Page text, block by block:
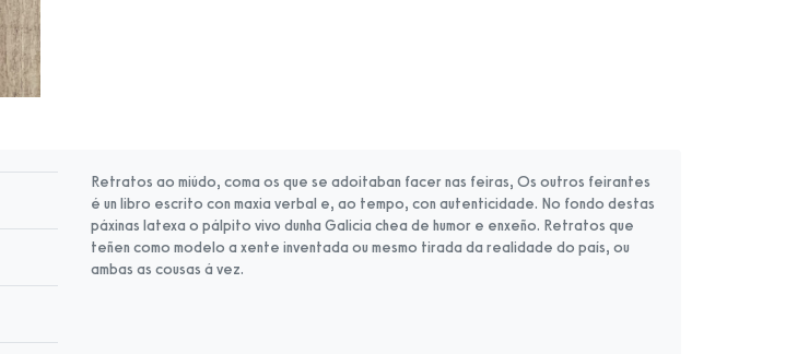
Retratos ao miúdo, coma os que se adoitaban facer nas feiras, Os outros feirantes
é un libro escrito con maxia verbal e, ao tempo, con autenticidade. No fondo destas
páxinas latexa o pálpito vivo dunha Galicia chea de humor e enxeño. Retratos que
teñen como modelo a xente inventada ou mesmo tirada da realidade do país, ou
ambas as cousas á vez.